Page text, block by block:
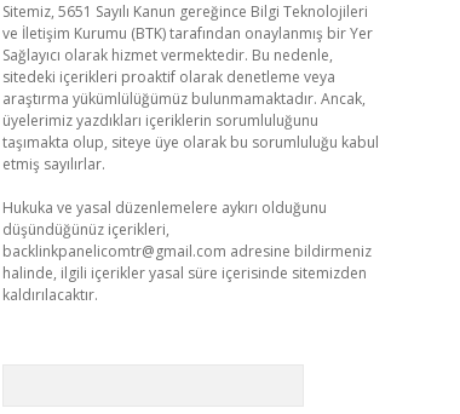
Sitemiz, 5651 Sayılı Kanun gereğince Bilgi Teknolojileri
ve İletişim Kurumu (BTK) tarafından onaylanmış bir Yer
Sağlayıcı olarak hizmet vermektedir. Bu nedenle,
sitedeki içerikleri proaktif olarak denetleme veya
araştırma yükümlülüğümüz bulunmamaktadır. Ancak,
üyelerimiz yazdıkları içeriklerin sorumluluğunu
taşımakta olup, siteye üye olarak bu sorumluluğu kabul
etmiş sayılırlar.
Hukuka ve yasal düzenlemelere aykırı olduğunu
düşündüğünüz içerikleri,
backlinkpanelicomtr@gmail.com adresine bildirmeniz
halinde, ilgili içerikler yasal süre içerisinde sitemizden
kaldırılacaktır.